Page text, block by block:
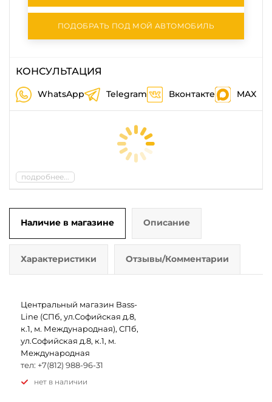
ПОДОБРАТЬ ПОД МОЙ АВТОМОБИЛЬ
КОНСУЛЬТАЦИЯ
WhatsApp Telegram Вконтакте MAX
подробнее...
Наличие в магазине Описание
Характеристики Отзывы/Комментарии
Центральный магазин Bass-
Line (СПб, ул.Софийская д.8,
к.1, м. Международная), СПб,
ул.Софийская д.8, к.1, м.
Международная
тел: +7(812) 988-96-31
Нет в наличии